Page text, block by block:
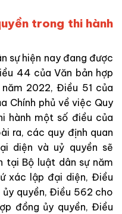
trong thi hành
sự hiện nay đang được
44 của Văn bản hợp
2022, Điều 51 của
Chính phủ về việc Quy
hành một số điều của
ra, các quy định quan
diện và uỷ quyền sẽ
tại Bộ luật dân sự năm
xác lập đại diện, Điều
quyền, Điều 562 cho
đồng ủy quyền, Điều